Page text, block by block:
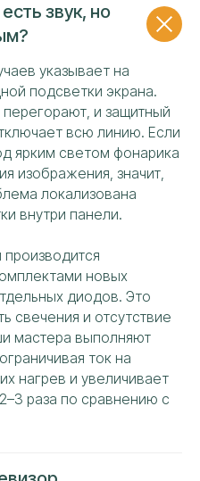
звук, но
указывает на
подсветки экрана.
и защитный
всю линию. Если
ярким светом фонарика
изображения, значит,
локализована
внутри панели.
новых
диодов. Это
свечения и отсутствие
мастера выполняют
ток на
нагрев и увеличивает
раза по сравнению с